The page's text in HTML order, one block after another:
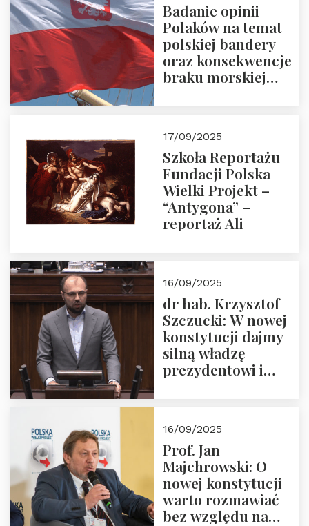
Badanie opinii
Polaków na temat
polskiej bandery
oraz konsekwencje
braku morskiej
17/09/2025
Szkoła Reportażu
Fundacji Polska
Wielki Projekt –
“Antygona” –
reportaż Ali
16/09/2025
dr hab. Krzysztof
Szczucki: W nowej
konstytucji dajmy
silną władzę
prezydentowi i
16/09/2025
Prof. Jan
Majchrowski: O
nowej konstytucji
warto rozmawiać
bez względu na